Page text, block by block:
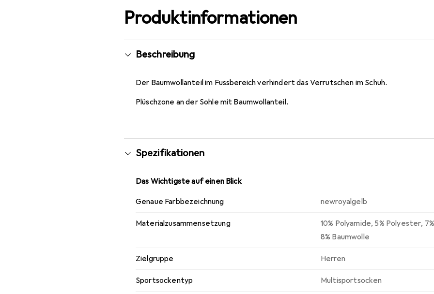
Produktinformationen
Beschreibung
Der Baumwollanteil im Fussbereich verhindert das Verrutschen im Schuh.
Plüschzone an der Sohle mit Baumwollanteil.
Spezifikationen
Das Wichtigste auf einen Blick
Genaue Farbbezeichnung newroyalgelb
Materialzusammensetzung 10% Polyamide, 5% Polyester,
8% Baumwolle
Zielgruppe Herren
Sportsockentyp Multisportsocken